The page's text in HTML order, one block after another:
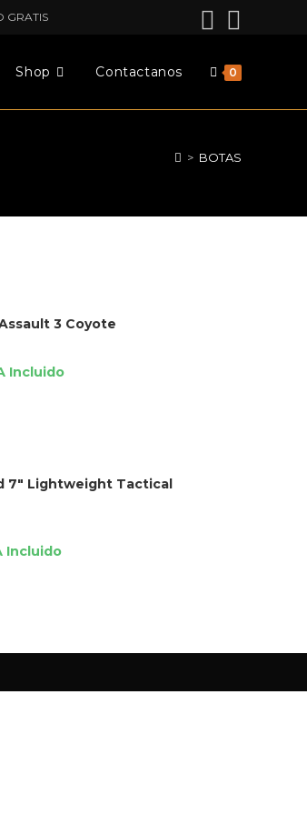
GRATIS
Shop Contactanos 0
> BOTAS
3 Coyote
Incluido
7″ Lightweight Tactical
Incluido